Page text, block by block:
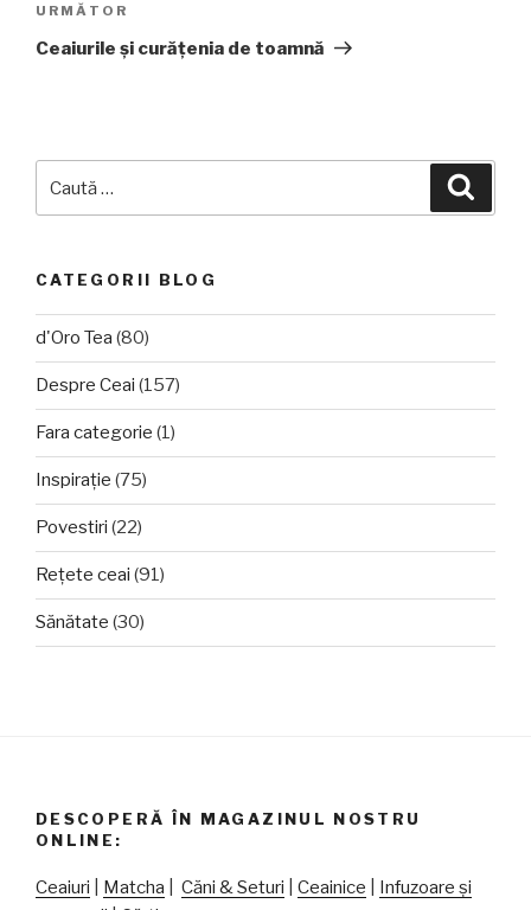
Articolul
următor
URMĂTOR
Ceaiurile și curățenia de toamnă
după:
CATEGORII BLOG
d'Oro Tea (80)
Despre Ceai (157)
Fara categorie (1)
Inspirație (75)
Povestiri (22)
Rețete ceai (91)
Sănătate (30)
DESCOPERĂ ÎN MAGAZINUL NOSTRU
ONLINE:
Ceaiuri Matcha Căni & Seturi Ceainice
Infuzoare și